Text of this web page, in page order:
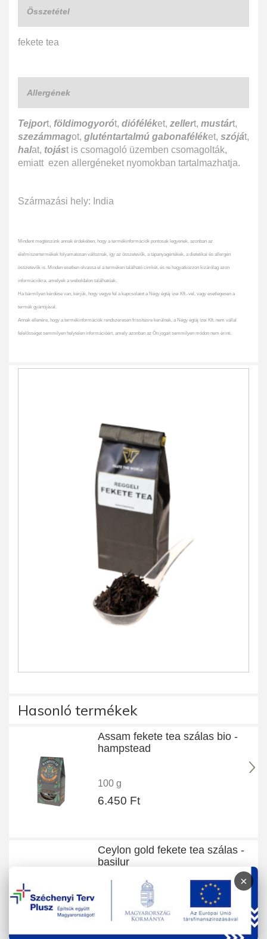
Összetétel
fekete tea
Allergének
Tejport, földimogyorót, dióféléket, zellert, mustárt,
szezámmagot, gluténtartalmú gabonaféléket, szóját,
halat, tojást is csomagoló üzemben csomagolták,
emiatt ezen allergéneket nyomokban tartalmazhatja.
Származási hely: India
Mindent megteszünk annak érdekében, hogy a termékinformációk pontosak legyenek, azonban az
élelmiszertermékek folyamatosan változnak, így az összetevők, a tápanyagértékek, a dietetikai és allergén
összetevők is. Minden esetben olvassa el a terméken található címkét, és ne hagyatkozzon kizárólag azon
információkra, amelyek a weboldalon találhatóak.
Ha bármilyen kérdése van, kérjük, hogy vegye fel a kapcsolatot a Négy égtáj ízei Kft.-vel, vagy esetlegesen a
termék gyártójával.
Annak ellenére, hogy a termékinformációk rendszeresen frissítésre kerülnek, a Négy égtáj ízei Kft. nem vállal
felelősséget semmilyen helytelen információért, amely azonban az Ön jogait semmilyen módon nem érinti.
Hasonló termékek
Assam fekete tea szálas bio -
hampstead
100 g
6.450 Ft
Ceylon gold fekete tea szálas -
basilur
2.680 Ft
×